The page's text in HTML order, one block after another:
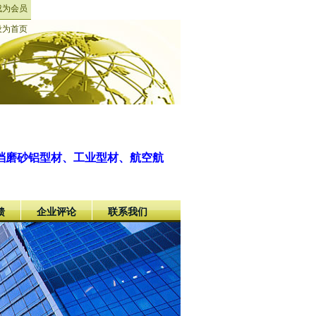
会员
为首页
磨砂铝型材、工业型材、航空航
企业评论 联系我们